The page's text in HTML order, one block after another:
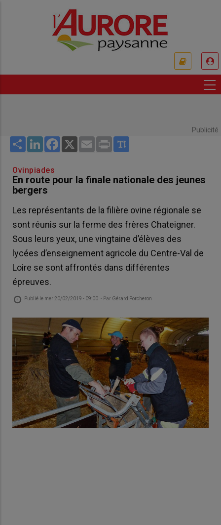
Publicité
Share LinkedInFacebook
X Email Print
Ovinpiades
En route pour la finale nationale des jeunes
bergers
Les représentants de la filière ovine régionale se
sont réunis sur la ferme des frères Chateigner.
Sous leurs yeux, une vingtaine d’élèves des
lycées d’enseignement agricole du Centre-Val de
Loire se sont affrontés dans différentes
épreuves.
Publié le mer 20/02/2019 - 09:00 - Par Gérard Porcheron